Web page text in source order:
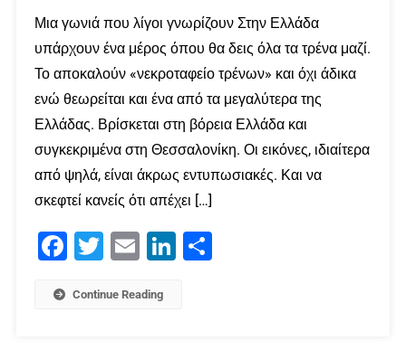
Μια γωνιά που λίγοι γνωρίζουν Στην Ελλάδα
υπάρχουν ένα μέρος όπου θα δεις όλα τα τρένα μαζί.
Το αποκαλούν «νεκροταφείο τρένων» και όχι άδικα
ενώ θεωρείται και ένα από τα μεγαλύτερα της
Ελλάδας. Βρίσκεται στη βόρεια Ελλάδα και
συγκεκριμένα στη Θεσσαλονίκη. Οι εικόνες, ιδιαίτερα
από ψηλά, είναι άκρως εντυπωσιακές. Και να
σκεφτεί κανείς ότι απέχει […]
Facebook
Twitter Email LinkedIn
Continue Reading